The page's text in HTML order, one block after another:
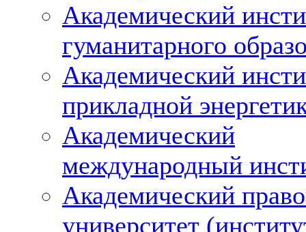
Академический
гуманитарного
Академический
прикладной
Академический
международный
Академический
университет